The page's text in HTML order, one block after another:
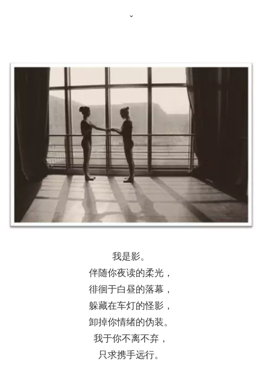
ˇ
我是影。
伴随你夜读的柔光，
徘徊于白昼的落幕，
躲藏在车灯的怪影，
卸掉你情绪的伪装。
我于你不离不弃，
只求携手远行。